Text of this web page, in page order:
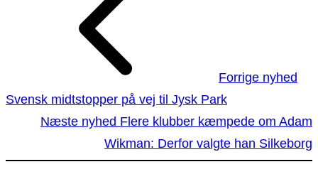
Forrige nyhed
Svensk midtstopper på vej til Jysk Park
Næste nyhed Flere klubber kæmpede om Adam
Wikman: Derfor valgte han Silkeborg